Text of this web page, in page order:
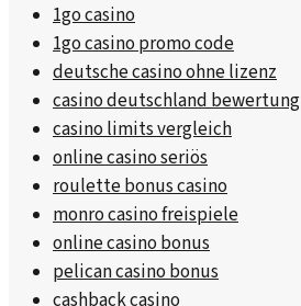
1go casino
1go casino promo code
deutsche casino ohne lizenz
casino deutschland bewertung
casino limits vergleich
online casino seriös
roulette bonus casino
monro casino freispiele
online casino bonus
pelican casino bonus
cashback casino